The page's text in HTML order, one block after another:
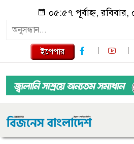
০৫:৫৭ পূর্বাহ্ন,
ইপেপার